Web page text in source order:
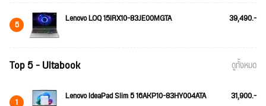
5 Lenovo LOQ 15IRX10-83JE00MGTA 39,490.-
Top 5 - Ultabook ดูทั้งหมด
1 Lenovo IdeaPad Slim 5 16AKP10-83HY004ATA 31,900.-